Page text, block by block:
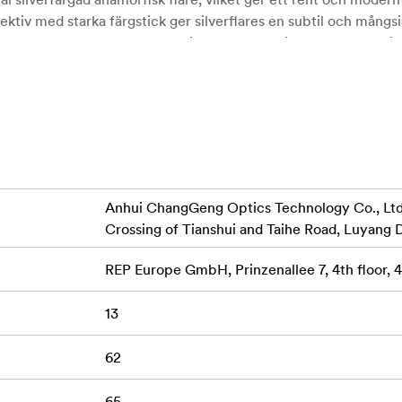
med starka färgstick ger silverflares en subtil och
som kräver en mer naturlig och anpassningsbar
inramningar och karaktärsdrivna tagningar
ljus och kontroll över skärpedjupet
konstnärlig bokeh
ren och modern filmestetik
närbilder med stark motivisolering
Anhui ChangGeng Optics Technology Co.,
Crossing of Tianshui and Taihe Road,
REP Europe GmbH, Prinzenallee 7, 4th floor,
13
62